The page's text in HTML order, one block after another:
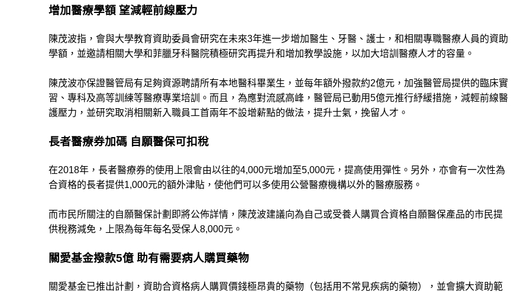
增加醫療學額 望減輕前線壓力
陳茂波指，會與大學教育資助委員會研究在未來3年進一步增加醫生、牙醫、護士，和相關專職醫療人員的資助
學額，並邀請相關大學和菲臘牙科醫院積極研究再提升和增加教學設施，以加大培訓醫療人才的容量。
陳茂波亦保證醫管局有足夠資源聘請所有本地醫科畢業生，並每年額外撥款約2億元，加強醫管局提供的臨床實
習、專科及高等訓練等醫療專業培訓。而且，為應對流感高峰，醫管局已動用5億元推行紓緩措施，減輕前線醫
護壓力，並研究取消相關新入職員工首兩年不設增薪點的做法，提升士氣，挽留人才。
長者醫療券加碼 自願醫保可扣稅
在2018年，長者醫療券的使用上限會由以往的4,000元增加至5,000元，提高使用彈性。另外，亦會有一次性為
合資格的長者提供1,000元的額外津貼，使他們可以多使用公營醫療機構以外的醫療服務。
而市民所關注的自願醫保計劃即將公佈詳情，陳茂波建議向為自己或受養人購買合資格自願醫保產品的市民提
供稅務減免，上限為每年每名受保人8,000元。
關愛基金撥款5億 助有需要病人購買藥物
關愛基金已推出計劃，資助合資格病人購買價錢極昂貴的藥物（包括用不常見疾病的藥物），並會擴大資助範